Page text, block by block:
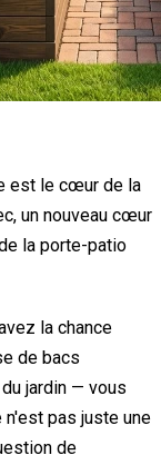
est le cœur de la
un nouveau cœur
la porte-patio
la chance
de bacs
jardin — vous
n'est pas juste une
de